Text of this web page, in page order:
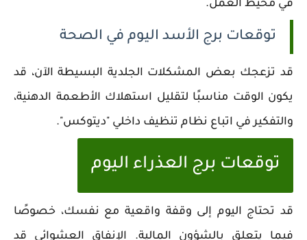
في محيط العمل.
توقعات برج الأسد اليوم في الصحة
قد تزعجك بعض المشكلات الجلدية البسيطة الآن، قد
يكون الوقت مناسبًا لتقليل استهلاك الأطعمة الدهنية،
والتفكير في اتباع نظام تنظيف داخلي "ديتوكس".
توقعات برج العذراء اليوم
قد تحتاج اليوم إلى وقفة واقعية مع نفسك، خصوصًا
فيما يتعلق بالشؤون المالية. الإنفاق العشوائي قد